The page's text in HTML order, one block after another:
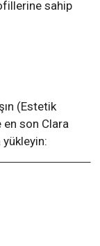
sahip
(Estetik
en son Clara